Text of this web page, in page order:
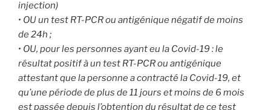
injection)
• OU un test RT-PCR ou antigénique négatif de moins
de 24h ;
• OU, pour les personnes ayant eu la Covid-19 : le
résultat positif à un test RT-PCR ou antigénique
attestant que la personne a contracté la Covid-19, et
qu’une période de plus de 11 jours et moins de 6 mois
est passée depuis l’obtention du résultat de ce test